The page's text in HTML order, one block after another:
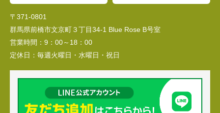
〒371-0801
群馬県前橋市文京町３丁目34‐1 Blue Rose B号室
営業時間： 9：00～18：00
定休日： 毎週火曜日・水曜日・祝日